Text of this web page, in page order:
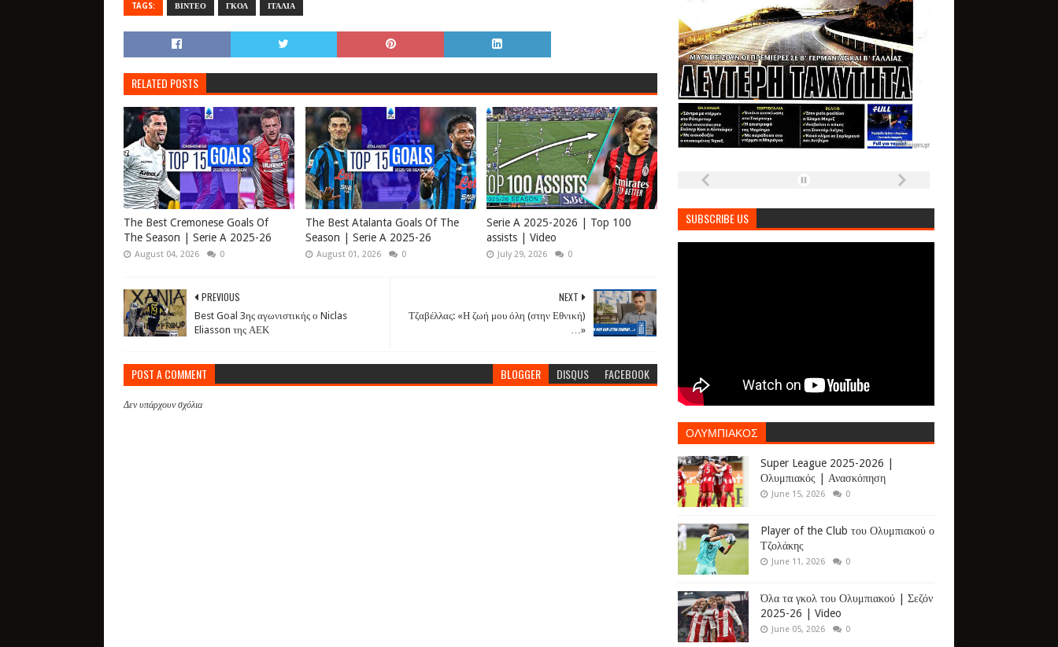
TAGS: ΒΙΝΤΕΟ ΓΚΟΛ ΙΤΑΛΙΑ
RELATED POSTS
The Best Cremonese Goals Of
The Season | Serie A 2025-26
August 04, 2026 0
The Best Atalanta Goals Of The
Season | Serie A 2025-26
August 01, 2026 0
Serie A 2025-2026 | Top 100
assists | Video
July 29, 2026 0
NEXT
Τζαβέλλας: «Η ζωή μου όλη (στην Εθνική)
…»
PREVIOUS
Best Goal 3ης αγωνιστικής ο Niclas
Eliasson της ΑΕΚ
POST A COMMENT BLOGGER DISQUS FACEBOOK
Δεν υπάρχουν σχόλια
SUBSCRIBE US
ΟΛΥΜΠΙΑΚΟΣ
Super League 2025-2026 |
Ολυμπιακός | Ανασκόπηση
June 15, 2026 0
Player of the Club του Ολυμπιακού ο
Τζολάκης
June 11, 2026 0
Όλα τα γκολ του Ολυμπιακού | Σεζόν
2025-26 | Video
June 05, 2026 0